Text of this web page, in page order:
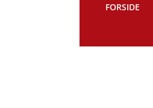
FORSIDE